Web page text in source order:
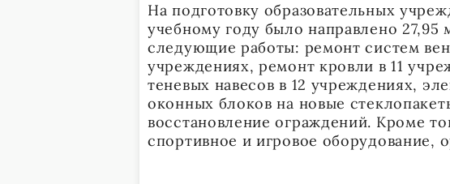
На подготовку образовательных
учебному году было направлено
следующие работы: ремонт систем
учреждениях, ремонт кровли в 11
теневых навесов в 12 учреждениях,
оконных блоков на новые
восстановление ограждений. Кроме
спортивное и игровое оборудование,